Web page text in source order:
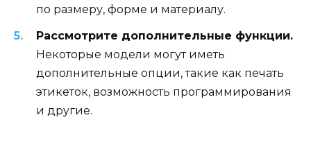
по размеру, форме и материалу.
Рассмотрите дополнительные функции.
Некоторые модели могут иметь
дополнительные опции, такие как печать
этикеток, возможность программирования
и другие.